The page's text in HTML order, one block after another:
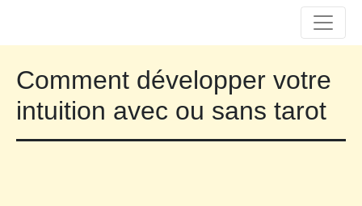
Comment développer votre
intuition avec ou sans tarot